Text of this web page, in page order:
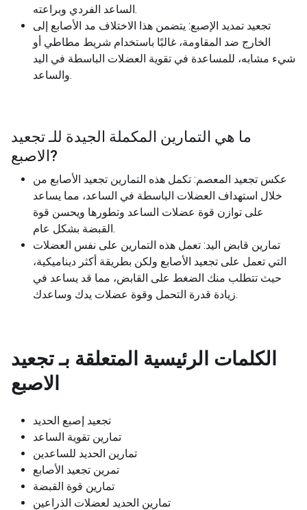
الساعد الفردي وبراعته.
تجعيد تمديد الإصبع: يتضمن هذا الاختلاف مد الأصابع إلى
الخارج ضد المقاومة، غالبًا باستخدام شريط مطاطي أو
شيء مشابه، للمساعدة في تقوية العضلات الباسطة في اليد
والساعد.
ما هي التمارين المكملة الجيدة للـ تجعيد
الاصبع?
عكس تجعيد المعصم: تكمل هذه التمارين تجعيد الأصابع من
خلال استهداف العضلات الباسطة في الساعد، مما يساعد
على توازن قوة عضلات الساعد وتطورها ويحسن قوة
القبضة بشكل عام.
تمارين قابض اليد: تعمل هذه التمارين على نفس العضلات
التي تعمل على تجعيد الأصابع ولكن بطريقة أكثر ديناميكية،
حيث تتطلب منك الضغط على القابض، مما قد يساعد في
زيادة قدرة التحمل وقوة عضلات يدك وساعدك.
الكلمات الرئيسية المتعلقة بـ تجعيد
الاصبع
تجعيد إصبع الحديد
تمارين تقوية الساعد
تمارين الحديد للساعدين
تمرين تجعيد الأصابع
تمارين قوة القبضة
تمارين الحديد لعضلات الذراعين